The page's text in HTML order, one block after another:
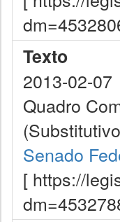
Texto
2013-02-07
Quadro
Senado
[ https://